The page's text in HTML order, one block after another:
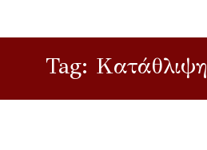
Tag: Κατάθλιψη